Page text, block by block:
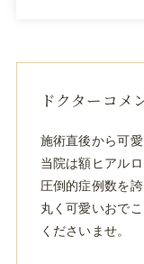
ドクターコメ
施術直後から可
当院は額ヒアル
圧倒的症例数を
丸く可愛いおで
くださいませ。